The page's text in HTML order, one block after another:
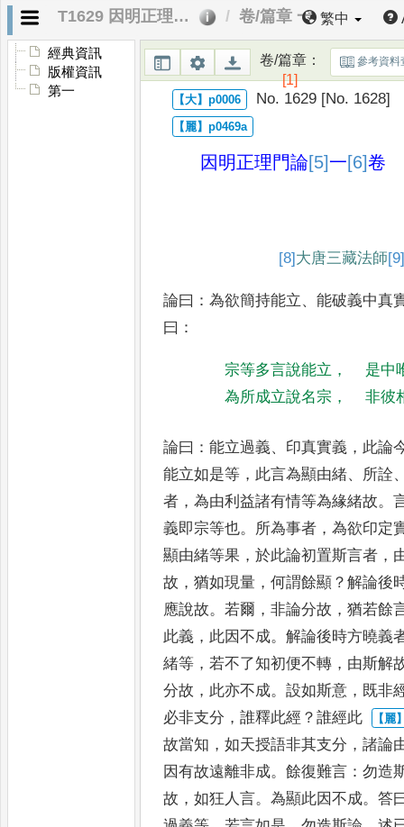
T1629 因明正理門論 卷/篇章 一 繁中
經典資訊
版權資訊
第一
卷/篇章：
[1]
參考資料
No. 1629 [No. 1628]
因明正理門論[5]一[6]卷
[8] 大唐三藏法師
論曰 ：為欲簡持能立、能破義中真
曰 ：
宗等多言說能立 ，
是中
為所成立說名宗 ， 非彼
論曰 ：能立過義、 印真實義 ， 此論
能立如是等 ， 此言為顯由緒、 所詮
者 ，為由利益諸有情等為緣緒故。
義即宗等也。 所為事者 ，為欲印定
顯由緒等果 ，於此論初置斯言者 ，
故 ，猶如現量 ，何謂餘顯 ？解論後
應說故。若爾 ，非論分故 ，猶若餘
此義 ， 此因不成。解論後時方曉義
緒等 ，若不了知初便不轉 ， 由斯解
分故 ， 此亦不成。設如斯意 ， 既非
必非支分 ，誰釋此經 ？誰經此
故當知 ，如天授語非其支分 ，諸論
因有故遠離非成。餘復難言 ：勿造
故 ，如狂人言。為顯此因不成。答